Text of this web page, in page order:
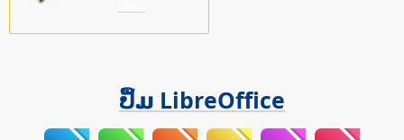
ປຶ້ມ LibreOffice